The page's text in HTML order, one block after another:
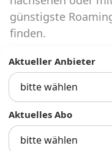
Abos für
Watches
Der gute alte
Infos
günstigste
finden.
Aktueller Anbieter
bitte wählen
Aktuelles Abo
bitte wählen